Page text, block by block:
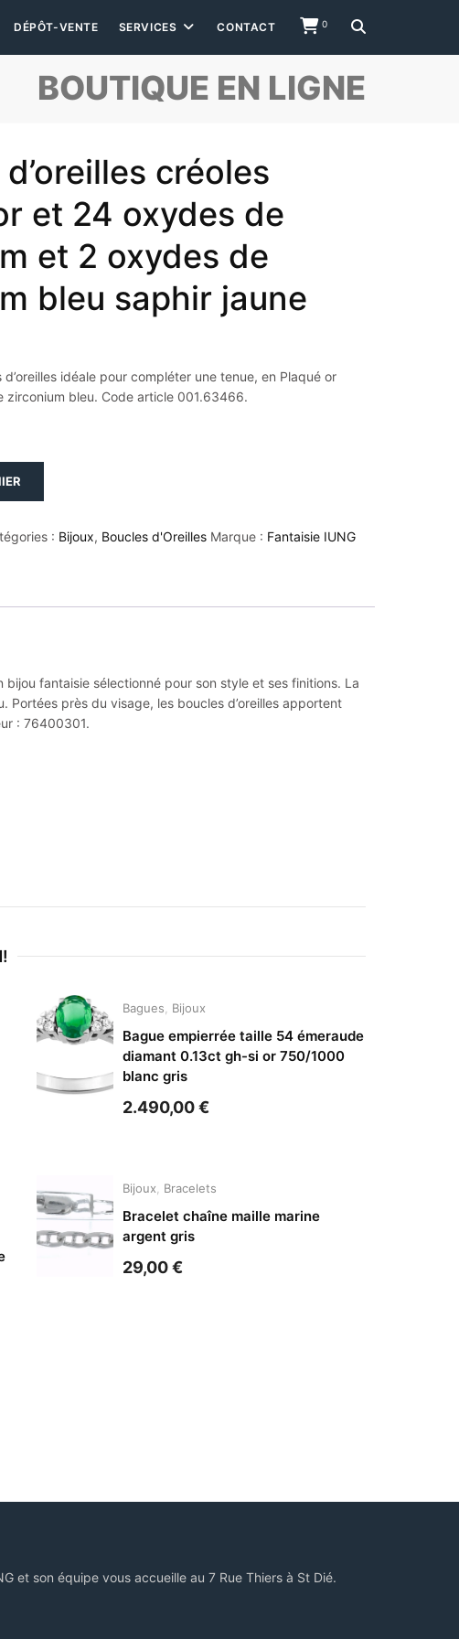
0
DÉPÔT-VENTE SERVICES CONTACT
BOUTIQUE EN LIGNE
créoles
et 24 oxydes de
et 2 oxydes de
bleu saphir jaune
idéale pour compléter une tenue, en Plaqué or
zirconium bleu. Code article 001.63466.
: Bijoux, Boucles d'Oreilles Marque : Fantaisie IUNG
fantaisie sélectionné pour son style et ses finitions. La
près du visage, les boucles d’oreilles apportent
: 76400301.
Bagues Bijoux
Bague empierrée taille 54 émeraude
diamant 0.13ct gh-si or 750/1000
blanc gris
2.490,00€
Bijoux Bracelets
Bracelet chaîne maille marine
argent gris
29,00€
et son équipe vous accueille au 7 Rue Thiers à St Dié.